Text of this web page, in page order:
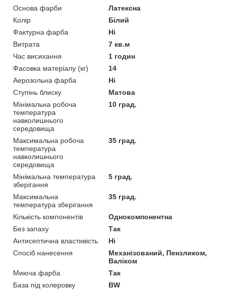
Основа фарби
Латексна
Колір
Білий
Фактурна фарба
Ні
Витрата
7 кв.м
Час висихання
1 годин
Фасовка матеріалу (кг)
14
Аерозольна фарба
Ні
Ступінь блиску
Матова
Мінімальна робоча
температура
навколишнього
середовища
10 град.
Максимальна робоча
температура
навколишнього
середовища
35 град.
Мінімальна температура
зберігання
5 град.
Максимальна
температура зберігання
35 град.
Кількість компонентів
Однокомпонентна
Без запаху
Так
Антисептична властивість
Ні
Спосіб нанесення
Механізований, Пензликом,
Валіком
Миюча фарба
Так
База під колеровку
BW